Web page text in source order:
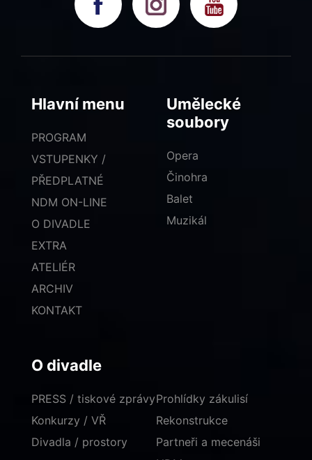
Hlavní menu
PROGRAM
VSTUPENKY /
PŘEDPLATNÉ
NDM ON-LINE
O DIVADLE
EXTRA
ATELIÉR
ARCHIV
KONTAKT
Umělecké
soubory
Opera
Činohra
Balet
Muzikál
O divadle
PRESS / tiskové zprávy
Konkurzy / VŘ
Divadla / prostory
Prohlídky zákulisí
Rekonstrukce
Partneři a mecenáši